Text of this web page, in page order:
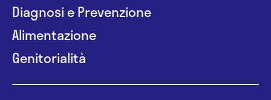
Diagnosi e Prevenzione
Alimentazione
Genitorialità